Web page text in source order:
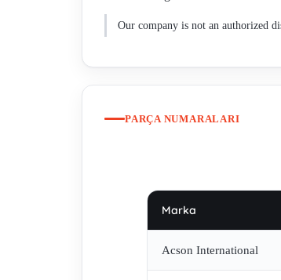
Our company is not an authorized
PARÇA NUMARALARI
Marka
Acson International